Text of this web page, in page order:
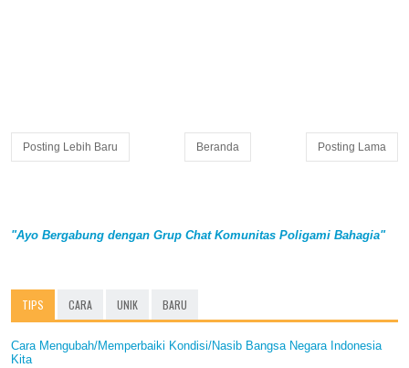
Posting Lebih Baru Posting Lama
Beranda
"Ayo Bergabung dengan Grup Chat Komunitas Poligami Bahagia"
TIPS CARA UNIK BARU
Cara Mengubah/Memperbaiki Kondisi/Nasib Bangsa Negara Indonesia
Kita